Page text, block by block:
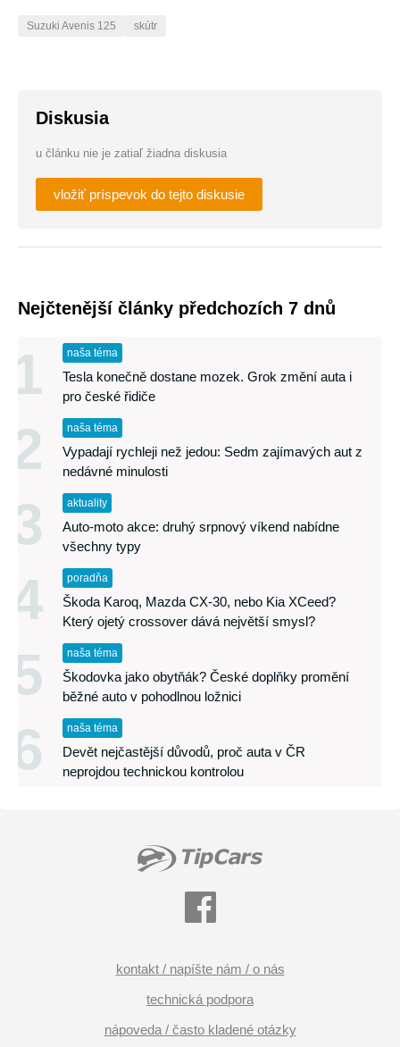
Suzuki Avenis 125 skútr
Diskusia
u článku nie je zatiaľ žiadna diskusia
vložiť príspevok do tejto diskusie
Nejčtenější články předchozích 7 dnů
1 naša téma
Tesla konečně dostane mozek. Grok změní auta i
pro české řidiče
2 naša téma
Vypadají rychleji než jedou: Sedm zajímavých aut z
nedávné minulosti
3 aktuality
Auto-moto akce: druhý srpnový víkend nabídne
všechny typy
4 poradňa
Škoda Karoq, Mazda CX-30, nebo Kia XCeed?
Který ojetý crossover dává největší smysl?
5 naša téma
Škodovka jako obytňák? České doplňky promění
běžné auto v pohodlnou ložnici
6 naša téma
Devět nejčastější důvodů, proč auta v ČR
neprojdou technickou kontrolou
kontakt / napíšte nám / o nás
technická podpora
nápoveda / často kladené otázky